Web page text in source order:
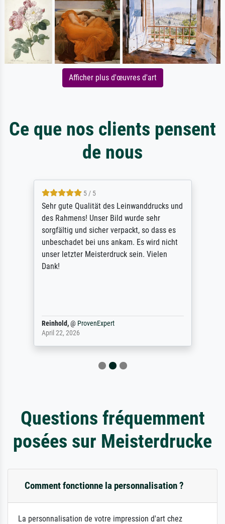
Afficher plus d'œuvres d'art
Ce que nos clients pensent
de nous
5 / 5
Sehr gute Qualität des Leinwanddrucks und
des Rahmens! Unser Bild wurde sehr
sorgfältig und sicher verpackt, so dass es
unbeschadet bei uns ankam. Es wird nicht
unser letzter Meisterdruck sein. Vielen
Dank!
Reinhold,@ ProvenExpert
April 22, 2026
Questions fréquemment
posées sur Meisterdrucke
Comment fonctionne la personnalisation ?
La personnalisation de votre impression d'art chez